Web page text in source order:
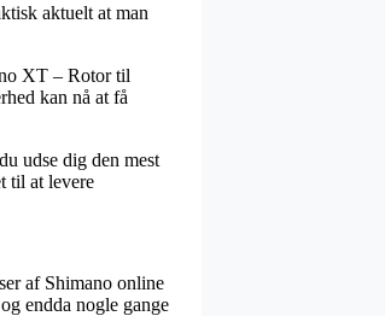
aktuelt at man
XT – Rotor til
kan nå at få
udse dig den mest
til at levere
af Shimano online
endda nogle gange